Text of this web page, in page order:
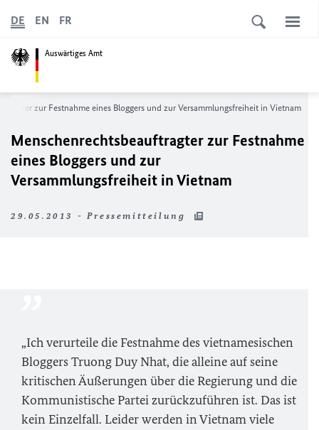
Auswärtiges Amt
DE EN FR
zur Festnahme eines Bloggers und zur Versammlungsfreiheit in Vietnam
Menschenrechtsbeauftragter zur Festnahme
eines Bloggers und zur
Versammlungsfreiheit in Vietnam
29.05.2013 - Pressemitteilung
„Ich verurteile die Festnahme des vietnamesischen
Bloggers Truong Duy Nhat, die alleine auf seine
kritischen Äußerungen über die Regierung und die
Kommunistische Partei zurückzuführen ist. Das ist
kein Einzelfall. Leider werden in Vietnam viele